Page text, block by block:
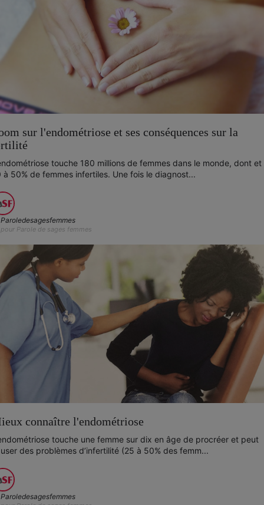
sur l'endométriose et ses conséquences sur la
touche 180 millions de femmes dans le monde, dont et
à 50% de femmes infertiles. Une fois le diagnost...
Paroledesagesfemmes
pour Parole de sages femmes
connaître l'endométriose
touche une femme sur dix en âge de procréer et peut
des problèmes d’infertilité (25 à 50% des femm...
Paroledesagesfemmes